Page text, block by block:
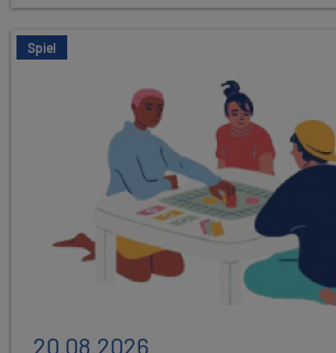
Spiel
20.08.2026